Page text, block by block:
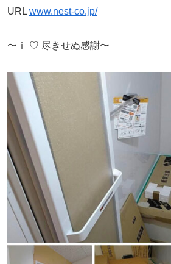
URL www.nest-co.jp/
〜ｉ ♡ 尽きせぬ感謝〜